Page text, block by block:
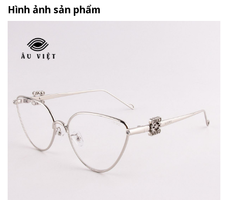
Hình ảnh sản phẩm